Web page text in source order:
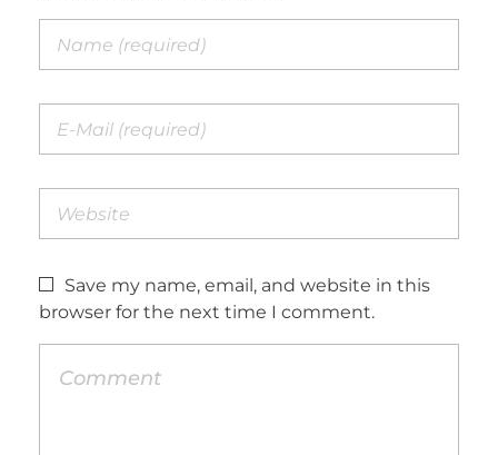
Save my name, email, and website in this
browser for the next time I comment.